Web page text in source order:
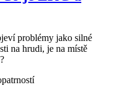
problémy jako silné
na hrudi, je na místě